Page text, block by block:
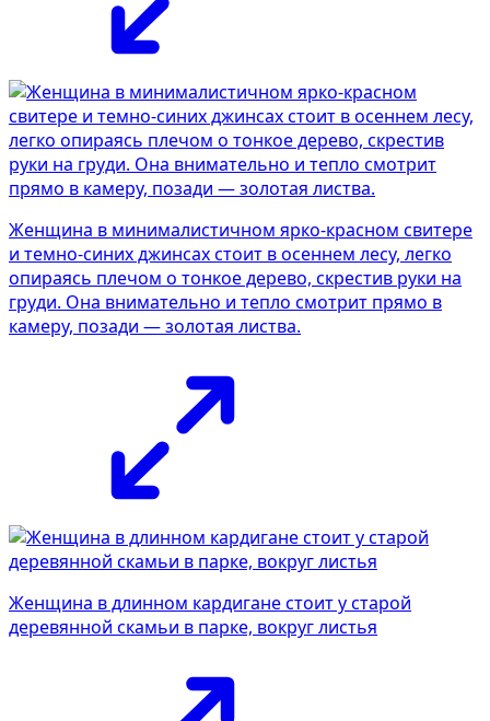
Женщина в минималистичном ярко-красном свитере
и темно-синих джинсах стоит в осеннем лесу, легко
опираясь плечом о тонкое дерево, скрестив руки на
груди. Она внимательно и тепло смотрит прямо в
камеру, позади — золотая листва.
Женщина в длинном кардигане стоит у старой
деревянной скамьи в парке, вокруг листья